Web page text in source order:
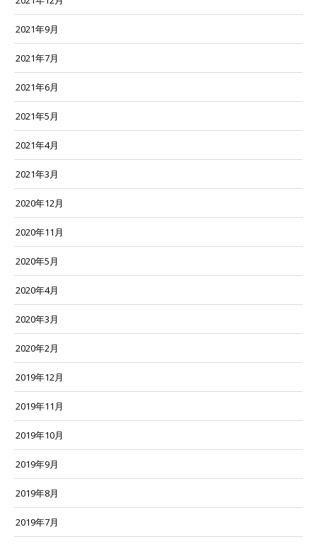
2021年9月
2021年7月
2021年6月
2021年5月
2021年4月
2021年3月
2020年12月
2020年11月
2020年5月
2020年4月
2020年3月
2020年2月
2019年12月
2019年11月
2019年10月
2019年9月
2019年8月
2019年7月